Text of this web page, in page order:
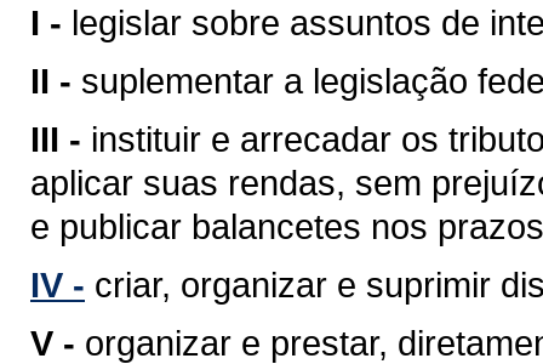
I - legislar sobre assuntos de
II - suplementar a legislação
III - instituir e arrecadar os
aplicar suas rendas, sem
e publicar balancetes nos
IV - criar, organizar e suprimir
V - organizar e prestar,